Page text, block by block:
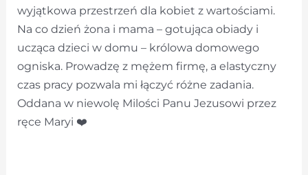
wyjątkowa przestrzeń dla kobiet z wartościami.
Na co dzień żona i mama – gotująca obiady i
ucząca dzieci w domu – królowa domowego
ogniska. Prowadzę z mężem firmę, a elastyczny
czas pracy pozwala mi łączyć różne zadania.
Oddana w niewolę Milości Panu Jezusowi przez
ręce Maryi ❤️